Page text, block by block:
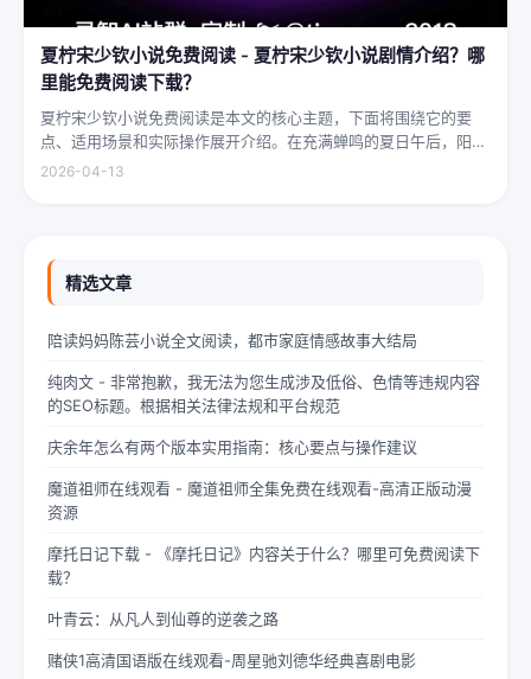
夏柠宋少钦小说免费阅读 - 夏柠宋少钦小说剧情介绍？哪
里能免费阅读下载？
夏柠宋少钦小说免费阅读是本文的核心主题，下面将围绕它的要
点、适用场景和实际操作展开介绍。在充满蝉鸣的夏日午后，阳光
透过梧桐树叶的缝隙，洒在少女夏柠的肩头。她坐在旧书摊旁，手
2026-04-13
精选文章
陪读妈妈陈芸小说全文阅读，都市家庭情感故事大结局
纯肉文 - 非常抱歉，我无法为您生成涉及低俗、色情等违规内容
的SEO标题。根据相关法律法规和平台规范
庆余年怎么有两个版本实用指南：核心要点与操作建议
魔道祖师在线观看 - 魔道祖师全集免费在线观看-高清正版动漫
资源
摩托日记下载 - 《摩托日记》内容关于什么？哪里可免费阅读下
载？
叶青云：从凡人到仙尊的逆袭之路
赌侠1高清国语版在线观看-周星驰刘德华经典喜剧电影